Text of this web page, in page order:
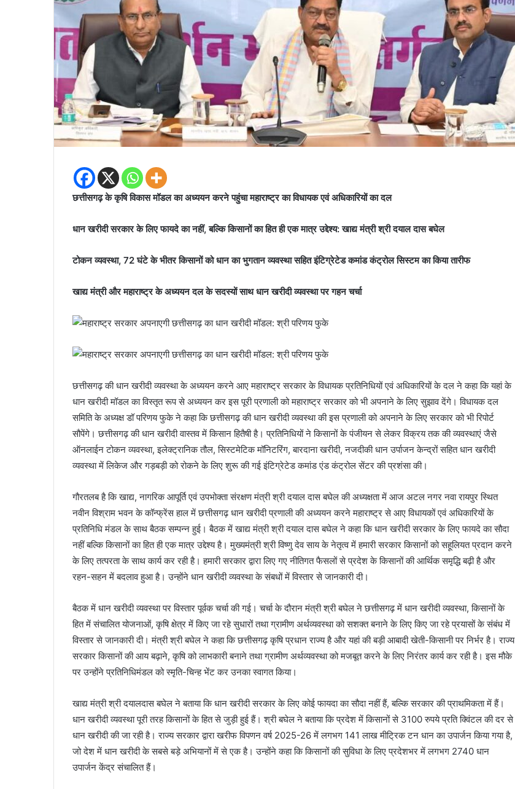
छत्तीसगढ़ के कृषि विकास मॉडल का अध्ययन करने पहुंचा महाराष्ट्र का विधायक एवं अधिकारियों का दल
धान खरीदी सरकार के लिए फायदे का नहीं, बल्कि किसानों का हित ही एक मात्र उद्देश्य: खाद्य मंत्री श्री दयाल दास बघेल
टोकन व्यवस्था, 72 घंटे के भीतर किसानों को धान का भुगतान व्यवस्था सहित इंटिग्रेटेड कमांड कंट्रोल सिस्टम का किया तारीफ
खाद्य मंत्री और महाराष्ट्र के अध्ययन दल के सदस्यों साथ धान खरीदी व्यवस्था पर गहन चर्चा
छत्तीसगढ़ की धान खरीदी व्यवस्था के अध्ययन करने आए महाराष्ट्र सरकार के विधायक प्रतिनिधियों एवं अधिकारियों के दल ने कहा कि यहां के
धान खरीदी मॉडल का विस्तृत रूप से अध्ययन कर इस पूरी प्रणाली को महाराष्ट्र सरकार को भी अपनाने के लिए सुझाव देंगे। विधायक दल
समिति के अध्यक्ष डॉ परिणय फुके ने कहा कि छत्तीसगढ़ की धान खरीदी व्यवस्था की इस प्रणाली को अपनाने के लिए सरकार को भी रिपोर्ट
सौपेंगे। छत्तीसगढ़ की धान खरीदी वास्तव में किसान हितैषी है। प्रतिनिधियों ने किसानों के पंजीयन से लेकर विक्रय तक की व्यवस्थाएं जैसे
ऑनलाईन टोकन व्यवस्था, इलेक्ट्रानिक तौल, सिस्टमेटिक मॉनिटरिंग, बारदाना खरीदी, नजदीकी धान उर्पाजन केन्द्रों सहित धान खरीदी
व्यवस्था में लिकेज और गड़बड़ी को रोकने के लिए शुरू की गई इंटिग्रेटेड कमांड एंड कंट्रोल सेंटर की प्रशंसा की।
गौरतलब है कि खाद्य, नागरिक आपूर्ति एवं उपभोक्ता संरक्षण मंत्री श्री दयाल दास बघेल की अध्यक्षता में आज अटल नगर नवा रायपुर स्थित
नवीन विश्राम भवन के कॉन्फ्रेंस हाल में छत्तीसगढ़ धान खरीदी प्रणाली की अध्ययन करने महाराष्ट्र से आए विधायकों एवं अधिकारियों के
प्रतिनिधि मंडल के साथ बैठक सम्पन्न हुई। बैठक में खाद्य मंत्री श्री दयाल दास बघेल ने कहा कि धान खरीदी सरकार के लिए फायदे का सौदा
नहीं बल्कि किसानों का हित ही एक मात्र उद्देश्य है। मुख्यमंत्री श्री विष्णु देव साय के नेतृत्व में हमारी सरकार किसानों को सहूलियत प्रदान करने
के लिए तत्परता के साथ कार्य कर रही है। हमारी सरकार द्वारा लिए गए नीतिगत फैसलों से प्रदेश के किसानों की आर्थिक समृद्धि बढ़ी है और
रहन-सहन में बदलाव हुआ है। उन्होंने धान खरीदी व्यवस्था के संबधों में विस्तार से जानकारी दी।
बैठक में धान खरीदी व्यवस्था पर विस्तार पूर्वक चर्चा की गई। चर्चा के दौरान मंत्री श्री बघेल ने छत्तीसगढ़ में धान खरीदी व्यवस्था, किसानों के
हित में संचालित योजनाओं, कृषि क्षेत्र में किए जा रहे सुधारों तथा ग्रामीण अर्थव्यवस्था को सशक्त बनाने के लिए किए जा रहे प्रयासों के संबंध में
विस्तार से जानकारी दी। मंत्री श्री बघेल ने कहा कि छत्तीसगढ़ कृषि प्रधान राज्य है और यहां की बड़ी आबादी खेती-किसानी पर निर्भर है। राज्य
सरकार किसानों की आय बढ़ाने, कृषि को लाभकारी बनाने तथा ग्रामीण अर्थव्यवस्था को मजबूत करने के लिए निरंतर कार्य कर रही है। इस मौके
पर उन्होंने प्रतिनिधिमंडल को स्मृति-चिन्ह भेंट कर उनका स्वागत किया।
खाद्य मंत्री श्री दयालदास बघेल ने बताया कि धान खरीदी सरकार के लिए कोई फायदा का सौदा नहीं हैं, बल्कि सरकार की प्राथमिकता में हैं।
धान खरीदी व्यवस्था पूरी तरह किसानों के हित से जुड़ी हुई हैं। श्री बघेल ने बताया कि प्रदेश में किसानों से 3100 रुपये प्रति क्विंटल की दर से
धान खरीदी की जा रही है। राज्य सरकार द्वारा खरीफ विपणन वर्ष 2025-26 में लगभग 141 लाख मीट्रिक टन धान का उपार्जन किया गया है,
जो देश में धान खरीदी के सबसे बड़े अभियानों में से एक है। उन्होंने कहा कि किसानों की सुविधा के लिए प्रदेशभर में लगभग 2740 धान
उपार्जन केंद्र संचालित हैं।